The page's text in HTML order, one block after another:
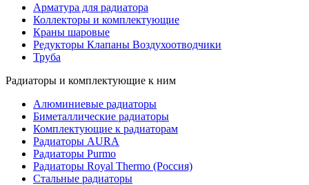
Арматура для радиатора
Коллекторы и комплектующие
Краны шаровые
Редукторы Клапаны Воздухоотводчики
Труба
Радиаторы и комплектующие к ним
Алюминиевые радиаторы
Биметаллические радиаторы
Комплектующие к радиаторам
Радиаторы AURA
Радиаторы Purmo
Радиаторы Royal Thermo (Россия)
Стальные радиаторы